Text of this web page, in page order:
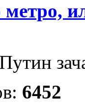
6452